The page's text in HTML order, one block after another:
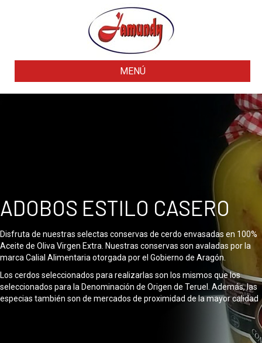
MENÚ
ADOBOS ESTILO CASERO
Disfruta de nuestras selectas conservas de cerdo envasadas en 100%
Aceite de Oliva Virgen Extra. Nuestras conservas son avaladas por la
marca Calial Alimentaria otorgada por el Gobierno de Aragón.
Los cerdos seleccionados para realizarlas son los mismos que los
seleccionados para la Denominación de Origen de Teruel. Además, las
especias también son de mercados de proximidad de la mayor calidad